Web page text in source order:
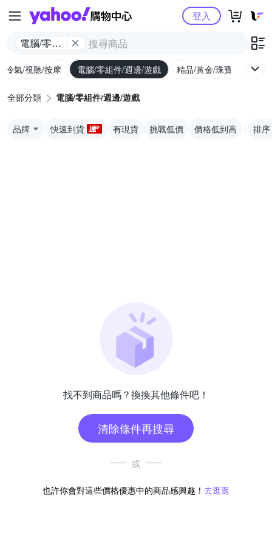
Yahoo購物中心
電腦/零組
戲
登入
/冷氣/視聽/按摩 電腦/零組件/週邊/遊戲 精品/黃金/珠寶/手錶
全部分類 電腦/零組件/週邊/遊戲
品牌 快速到貨 有現貨 挑戰低價 價格低到高 排序
找不到商品嗎？換換其他條件吧！
清除條件再搜尋
或
也許你會對這些價格優惠中的商品感興趣！ 去逛逛